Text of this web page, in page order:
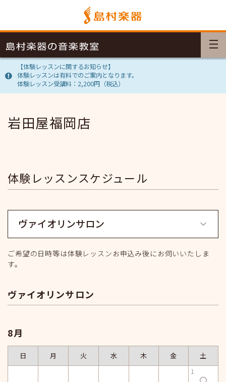
【体験レッスンに関するお知らせ】
体験レッスンは有料でのご案内となります。
体験レッスン受講料：2,200円（税込）
岩田屋福岡店
体験レッスンスケジュール
ご希望の日時等は体験レッスンお申込み後にお伺いいたしま
す。
ヴァイオリンサロン
8月
日 月 火 水 木 金
土
1
◯